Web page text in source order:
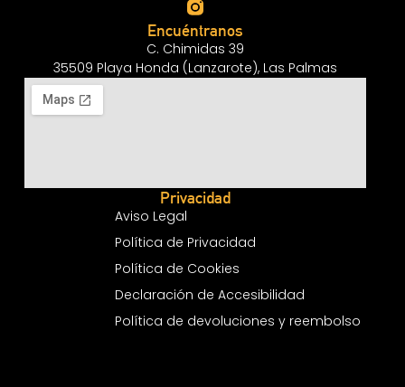
Encuéntranos
C. Chimidas 39
35509 Playa Honda (Lanzarote), Las Palmas
Privacidad
Aviso Legal
Política de Privacidad
Política de Cookies
Declaración de Accesibilidad
Política de devoluciones y reembolso